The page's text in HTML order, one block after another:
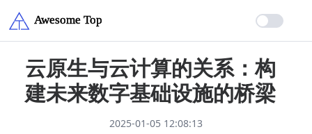
云原生与云计算的关系：构
建未来数字基础设施的桥梁
2025-01-05 12:08:13